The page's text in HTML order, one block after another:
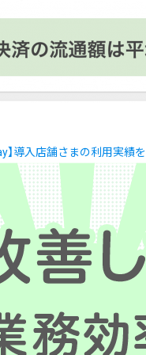
】導入店舗さまの利用実績